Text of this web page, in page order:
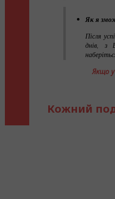
Як я
Після
днів, з
Якщо
Кожний